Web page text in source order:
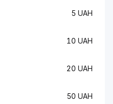
5 UAH
10 UAH
20 UAH
50 UAH